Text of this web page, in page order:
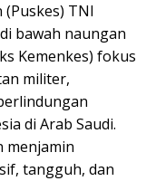
TNI
bawah naungan
Kemenkes) fokus
militer,
di Arab Saudi.
menjamin
tangguh, dan